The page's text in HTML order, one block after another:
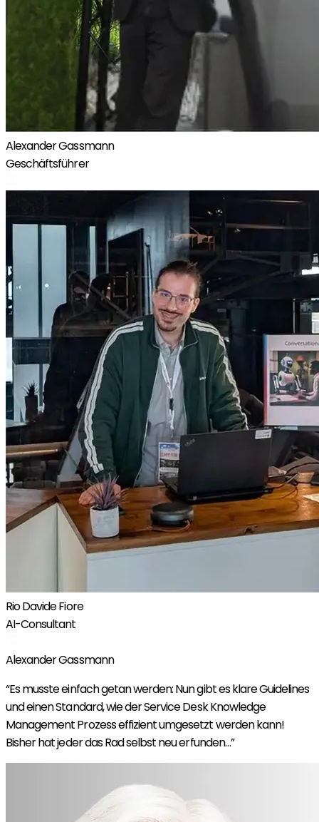
Alexander Gassmann
Geschäftsführer
Rio Davide Fiore
AI-Consultant
Alexander Gassmann
“Es musste einfach getan werden: Nun gibt es klare Guidelines
und einen Standard, wie der Service Desk Knowledge
Management Prozess effizient umgesetzt werden kann!
Bisher hat jeder das Rad selbst neu erfunden…”